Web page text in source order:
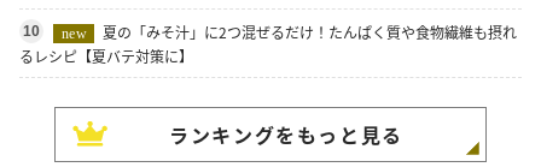
10 new
夏の「みそ汁」に2つ混ぜるだけ！たんぱく質や食物繊維も摂れ
るレシピ【夏バテ対策に】
ランキングをもっと見る